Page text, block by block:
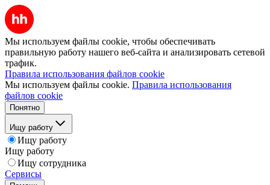
Мы используем файлы cookie, чтобы обеспечивать
правильную работу нашего веб-сайта и анализировать сетевой
трафик.
Правила использования файлов cookie
Мы используем файлы cookie. Правила использования
файлов cookie
Понятно
Ищу работу
Ищу работу
Ищу работу
Ищу сотрудника
Сервисы